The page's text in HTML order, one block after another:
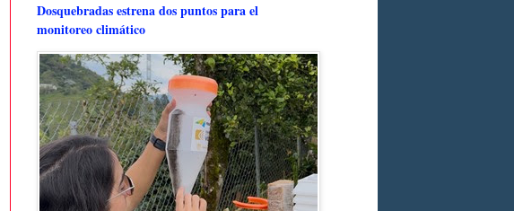
Dosquebradas estrena dos puntos para el
monitoreo climático